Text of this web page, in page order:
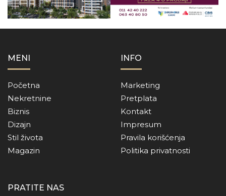
MENI
Početna
Nekretnine
Biznis
Dizajn
Stil života
Magazin
INFO
Marketing
Pretplata
Kontakt
Impresum
Pravila korišćenja
Politika privatnosti
PRATITE NAS